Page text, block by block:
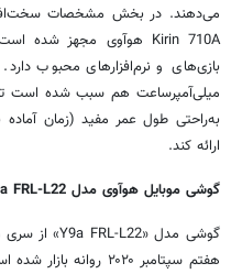
می‌دهند. در بخش مشخصات
Kirin 710A هوآوی مجهز شده است
بازی‌های و نرم‌افزارهای محبوب
میلی‌آمپرساعت هم سبب شده است
به‌راحتی طول عمر مفید (زمان آماده
ارائه کند.
گوشی موبایل هوآوی مدل Y9a FRL-L22 دو سیم کارت
گوشی مدل «Y9a FRL-L22» از سری محصولات شرکت مطرح
هفتم سپتامبر
روانه بازار